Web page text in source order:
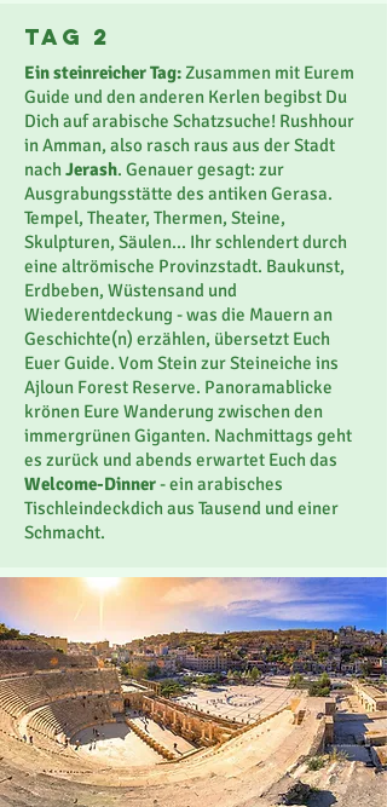
Tag 2
Ein steinreicher Tag:Zusammen mit Eurem
Guide und den anderen Kerlen begibst Du
Dich auf arabische Schatzsuche! Rushhour
in Amman, also rasch raus aus der Stadt
nachJerash. Genauer gesagt: zur
Ausgrabungsstätte des antiken Gerasa.
Tempel, Theater, Thermen, Steine,
Skulpturen, Säulen... Ihr schlendert durch
eine altrömische Provinzstadt. Baukunst,
Erdbeben, Wüstensand und
Wiederentdeckung - was die Mauern an
Geschichte(n) erzählen, übersetzt Euch
Euer Guide. Vom Stein zur Steineiche ins
Ajloun Forest Reserve. Panoramablicke
krönen Eure Wanderung zwischen den
immergrünen Giganten. Nachmittags geht
es zurück und abends erwartet Euch das
Welcome-Dinner- ein arabisches
Tischleindeckdich aus Tausend und einer
Schmacht.